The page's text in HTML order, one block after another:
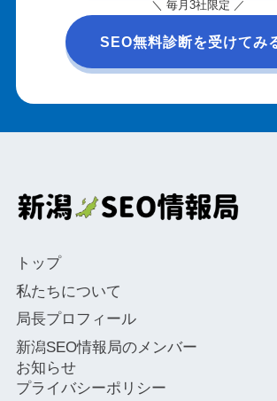
＼ 毎月3社限定 ／
SEO無料診断を受けてみ
トップ
私たちについて
局長プロフィール
新潟SEO情報局のメンバー
お知らせ
プライバシーポリシー